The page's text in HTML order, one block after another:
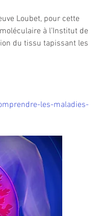
Loubet, pour cette
à l’Institut de
du tissu tapissant les
les-maladies-